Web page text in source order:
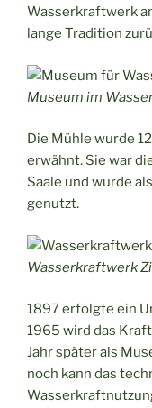
Wasserkraftwerk
lange Tradition
Museum im
Die Mühle wurde
erwähnt. Sie war
Saale und wurde
genutzt.
Wasserkraftwerk
1897 erfolgte ein
1965 wird das
Jahr später als
noch kann das